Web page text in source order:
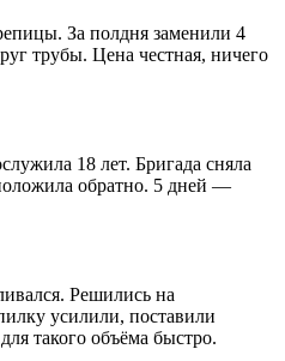
За полдня заменили 4
трубы. Цена честная, ничего
18 лет. Бригада сняла
обратно. 5 дней —
Решились на
усилили, поставили
такого объёма быстро.